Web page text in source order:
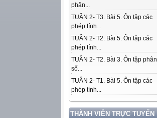
phân...
TUẦN 2- T3. Bài 5. Ôn tập các
phép tính...
TUẦN 2- T2. Bài 5. Ôn tập các
phép tính...
TUẦN 2- T2. Bài 3. Ôn tập phân
số...
TUẦN 2- T1. Bài 5. Ôn tập các
phép tính...
THÀNH VIÊN TRỰC TUYẾN